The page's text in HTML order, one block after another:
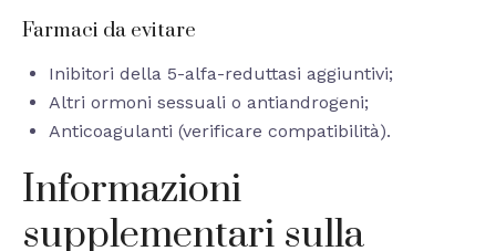
Farmaci da evitare
Inibitori della 5-alfa-reduttasi aggiuntivi;
Altri ormoni sessuali o antiandrogeni;
Anticoagulanti (verificare compatibilità).
Informazioni
supplementari sulla